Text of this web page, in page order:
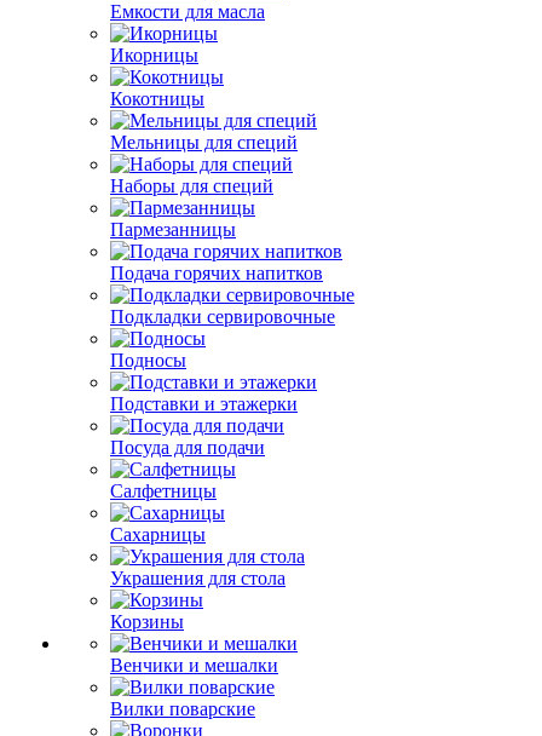
Емкости для масла
Икорницы
Кокотницы
Мельницы для специй
Наборы для специй
Пармезанницы
Подача горячих напитков
Подкладки сервировочные
Подносы
Подставки и этажерки
Посуда для подачи
Салфетницы
Сахарницы
Украшения для стола
Корзины
Венчики и мешалки
Вилки поварские